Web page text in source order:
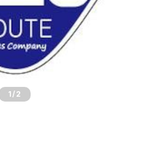
1 /2